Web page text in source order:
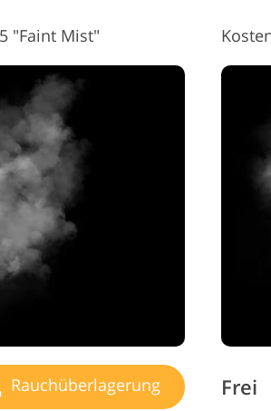
"Faint Mist"
Rauchüberlagerung Frei